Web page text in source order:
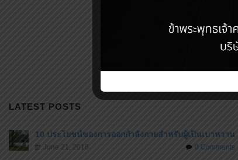
LATEST POSTS
10 ประโยชน์ของการออกกำลังกายสำหรับผู้เป็นเบาหวาน
June 21, 2018 0 Comments